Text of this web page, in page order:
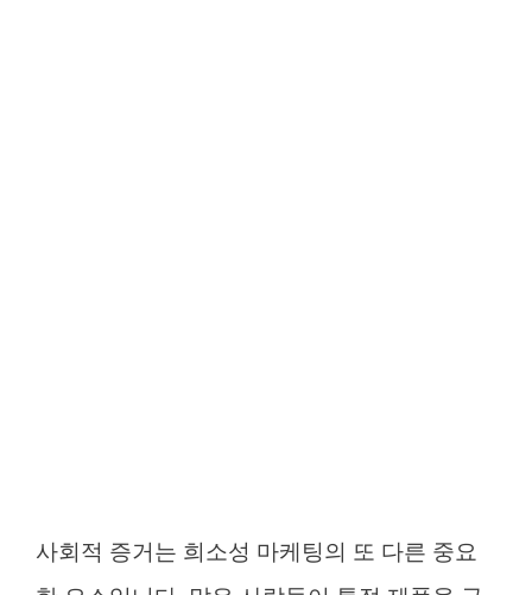
사회적 증거는 희소성 마케팅의 또 다른 중요